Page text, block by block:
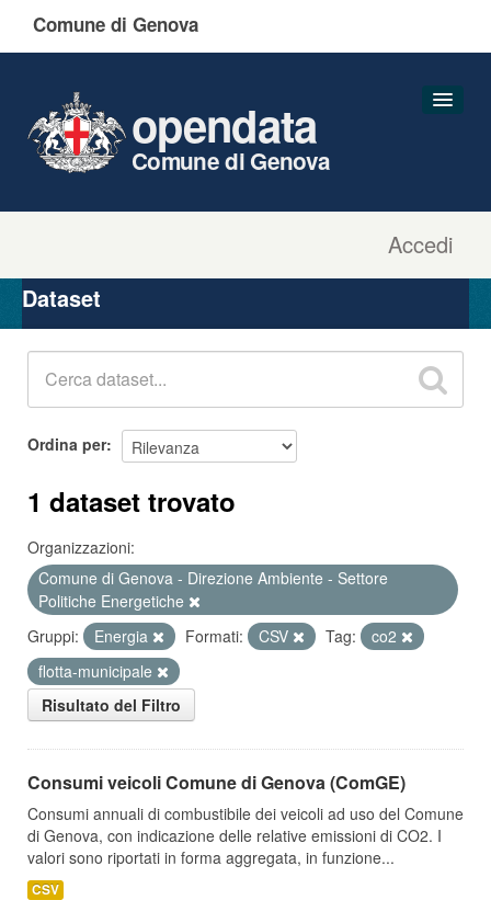
Comune di Genova
Accedi
opendata
Comune di Genova
Organizzazioni
Gruppi
Dataset
Ordina per
1 dataset trovato
Organizzazioni:
Comune di Genova - Direzione Ambiente - Settore
Politiche Energetiche
Gruppi:
Energia Formati: CSV Tag:
co2
flotta-municipale
Risultato del Filtro
Consumi veicoli Comune di Genova (ComGE)
Consumi annuali di combustibile dei veicoli ad uso del Comune
di Genova, con indicazione delle relative emissioni di CO2. I
valori sono riportati in forma aggregata, in funzione...
CSV